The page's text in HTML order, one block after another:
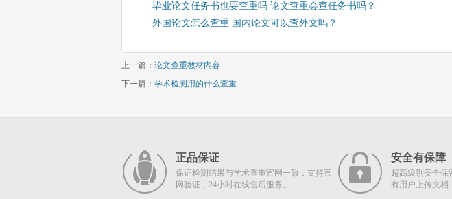
毕业论文任务书也要查重吗 论文查重会查任务书吗？
外国论文怎么查重 国内论文可以查外文吗？
上一篇： 论文查重教材内容
下一篇： 学术检测用的什么查重
正品保证
保证检测结果与学术查重官网一致，支持官
网验证，24小时在线售后服务。
安全有保障
超高级别安全保
有用户上传文档